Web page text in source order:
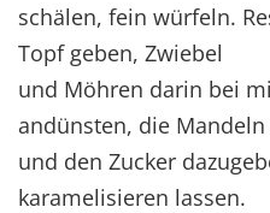
schälen, fein würfeln.
Topf geben, Zwiebel
und Möhren darin bei
andünsten, die Mandeln
und den Zucker
karamelisieren lassen.